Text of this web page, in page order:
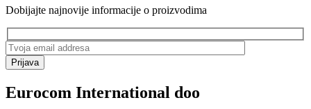
Dobijajte najnovije informacije o proizvodima
Prijava
Eurocom International doo